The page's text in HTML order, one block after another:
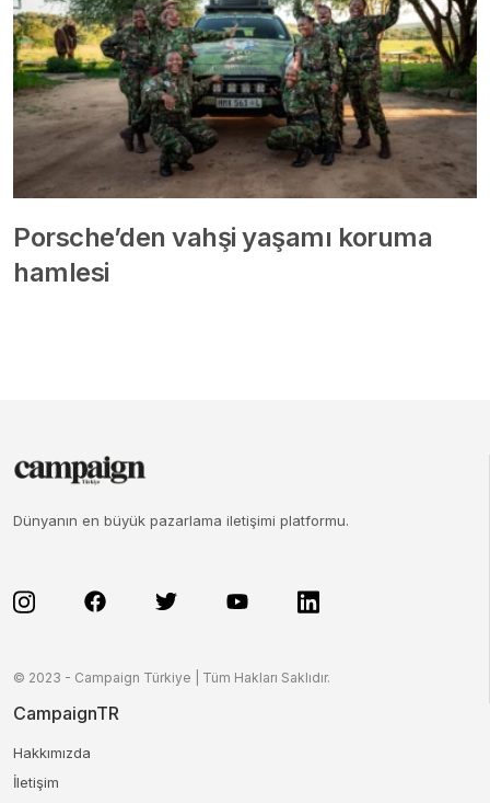
Porsche’den vahşi yaşamı koruma
hamlesi
Dünyanın en büyük pazarlama iletişimi platformu.
© 2023 - Campaign Türkiye | Tüm Hakları Saklıdır.
CampaignTR
Hakkımızda
İletişim